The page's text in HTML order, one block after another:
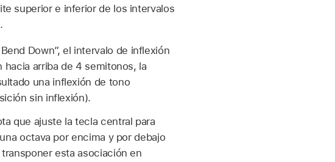
superior e inferior de los intervalos
Down”, el intervalo de inflexión
arriba de 4 semitonos, la
una inflexión de tono
sin inflexión).
que ajuste la tecla central para
octava por encima y por debajo
esta asociación en